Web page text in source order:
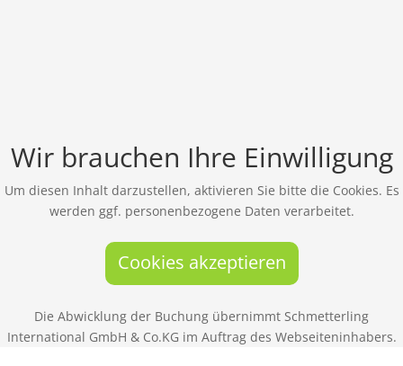
Wir brauchen Ihre Einwilligung
Um diesen Inhalt darzustellen, aktivieren Sie bitte die Cookies. Es
werden ggf. personenbezogene Daten verarbeitet.
Cookies akzeptieren
Die Abwicklung der Buchung übernimmt Schmetterling
International GmbH & Co.KG im Auftrag des Webseiteninhabers.